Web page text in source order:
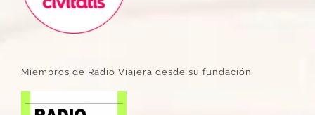
Miembros de Radio Viajera desde su fundación